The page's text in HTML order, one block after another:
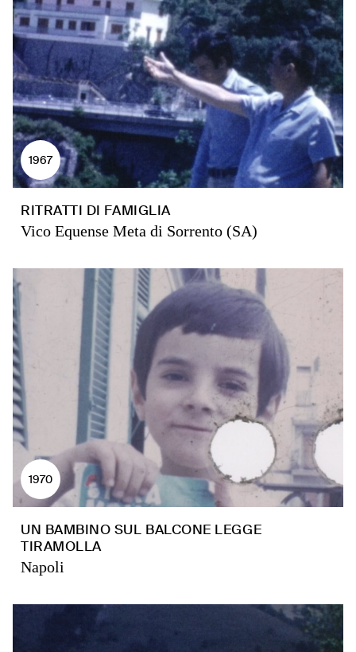
1967
RITRATTI DI FAMIGLIA
Vico Equense Meta di Sorrento (SA)
1970
UN BAMBINO SUL BALCONE LEGGE
TIRAMOLLA
Napoli